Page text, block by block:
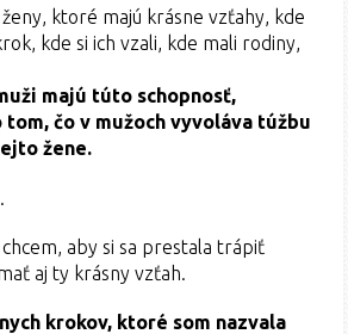
ženy, ktoré majú krásne vzťahy, kde
kde si ich vzali, kde mali rodiny,
majú túto schopnosť,
tom, čo v mužoch vyvoláva túžbu
žene.
aby si sa prestala trápiť
aj ty krásny vzťah.
krokov, ktoré som nazvala